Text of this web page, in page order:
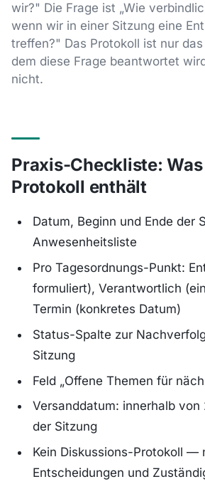
wir?" Die Frage ist „Wie
wenn wir in einer Sitzung eine
treffen?" Das Protokoll ist nur
dem diese Frage beantwortet
nicht.
Praxis-Checkliste:
Protokoll enthält
Datum, Beginn und Ende der
Anwesenheitsliste
Pro Tagesordnungs-Punkt:
formuliert), Verantwortlich
Termin (konkretes Datum)
Status-Spalte zur
Sitzung
Feld „Offene Themen für
Versanddatum: innerhalb von
der Sitzung
Kein Diskussions-Protokoll —
Entscheidungen und